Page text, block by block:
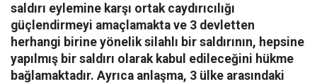
saldırı eylemine karşı ortak caydırıcılığı
güçlendirmeyi amaçlamakta ve 3 devletten
herhangi birine yönelik silahlı bir saldırının, hepsine
yapılmış bir saldırı olarak kabul edileceğini hükme
bağlamaktadır. Ayrıca anlaşma, 3 ülke arasındaki